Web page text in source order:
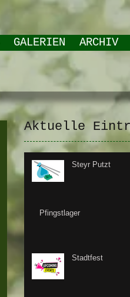
GALERIEN ARCHIV
Aktuelle
Steyr Putzt
Pfingstlager
Stadtfest